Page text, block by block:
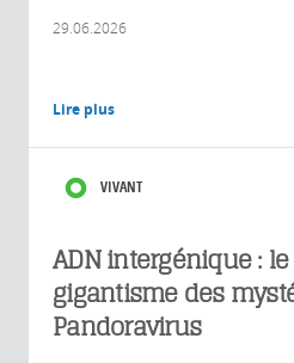
29.06.2026
Lire plus
VIVANT
ADN intergénique :
gigantisme des
Pandoravirus